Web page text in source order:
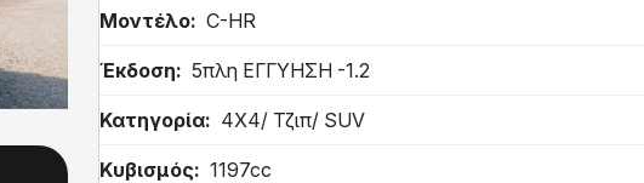
Μοντέλο C-HR
Έκδοση 5πλη ΕΓΓΥΗΣΗ -1.2
Κατηγορία 4Χ4/ Τζιπ/ SUV
Κυβισμός 1197cc